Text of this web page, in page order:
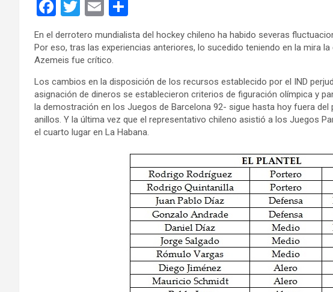
F
a
ce
b
o
o
k
T
tt
er
E
m
ail
o
m
ar
tir
En el derrotero mundialista del hockey chileno ha habido severas
Por eso, tras las experiencias anteriores, lo sucedido teniendo en la mira
Azemeis fue crítico.
Los cambios en la disposición de los recursos establecido por el IND
asignación de dineros se establecieron criterios de figuración olímpica y
la demostración en los Juegos de Barcelona 92- sigue hasta hoy fuera
anillos. Y la última vez que el representativo chileno asistió a los Juegos
el cuarto lugar en La Habana.